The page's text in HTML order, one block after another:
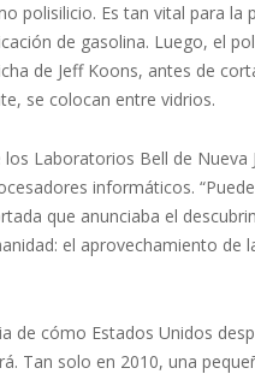
polisilicio. Es tan vital para la
de gasolina. Luego, el
de Jeff Koons, antes de
se colocan entre vidrios.
Laboratorios Bell de Nueva
informáticos.
que anunciaba el
el aprovechamiento de
de cómo Estados Unidos
Tan solo en 2010, una